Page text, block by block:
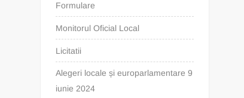
Formulare
Monitorul Oficial Local
Licitatii
Alegeri locale și europarlamentare 9
iunie 2024